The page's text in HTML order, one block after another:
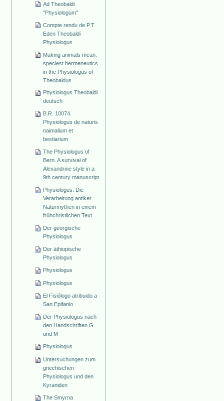
Ad Theobaldi
"Physiologum"
Compte rendu de P.T.
Eden Theobaldi
Physiologus
Making animals mean:
speciest hermeneutics
in the Physiologus of
Theobaldus
Physiologus Theobaldi
deutsch
B.R. 10074.
Physiologus de naturis
naimalium et
bestiarium
The Physiologus of
Bern. A survival of
Alexandrine style in a
9th century manuscript
Physiologus. Die
Verarbeitung antiker
Naturmythen in einem
frühchristlichen Text
Der georgische
Physiologus
Der äthiopische
Physiologus
Physiologus
Physiologus
El Fisiólogo atribuido a
San Epifanio
Der Physiologus nach
den Handschriften G
und M
Physiologus
Untersuchungen zum
griechischen
Physiologus und den
Kyraniden
The Smyrna